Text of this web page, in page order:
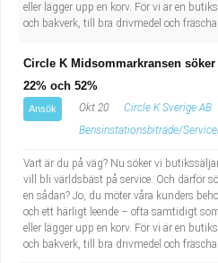
eller lägger upp en korv. För vi är en
och bakverk, till bra drivmedel och fräscha
Circle K Midsommarkransen
22% och 52%
Ansök Okt 20
Circle K Sverige AB
Bensinstationsbiträde/
Vart är du på väg? Nu söker vi
vill bli världsbäst på service. Och därför
en sådan? Jo, du möter våra kunders
och ett härligt leende – ofta samtidigt
eller lägger upp en korv. För vi är en
och bakverk, till bra drivmedel och fräscha